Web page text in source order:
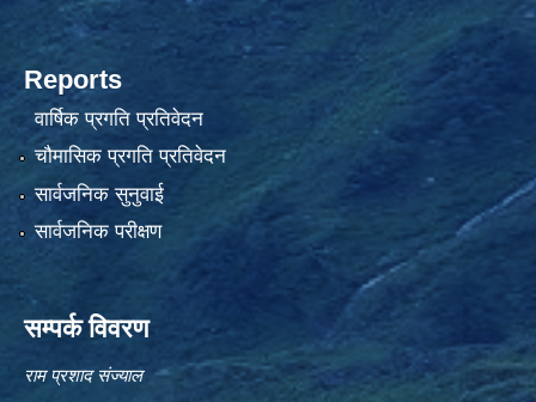
Reports
वार्षिक प्रगति प्रतिवेदन
चौमासिक प्रगति प्रतिवेदन
सार्वजनिक सुनुवाई
सार्वजनिक परीक्षण
सम्पर्क विवरण
राम प्रशाद संज्याल